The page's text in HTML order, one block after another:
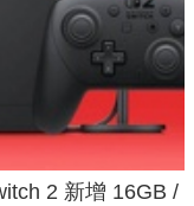
2 新增 16GB /